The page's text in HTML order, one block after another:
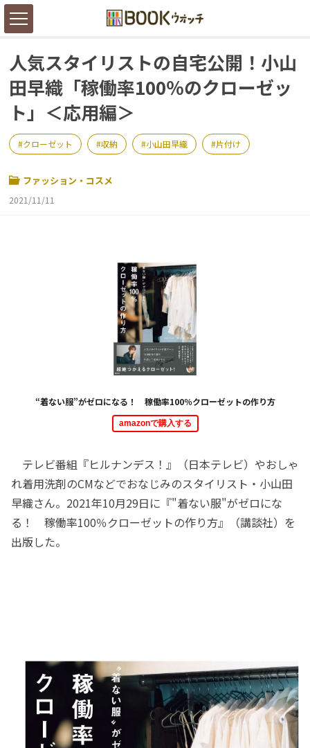
人気スタイリストの自宅公開！小山
田早織「稼働率100％のクローゼッ
ト」＜応用編＞
クローゼット 収納 小山田早織 片付け
ファッション・コスメ
2021/11/11
“着ない服”がゼロになる！ 稼働率100％クローゼットの作り方
amazonで購入する
テレビ番組『ヒルナンデス！』（日本テレビ）やおしゃ
れ着用洗剤のCMなどでおなじみのスタイリスト・小山田
早織さん。2021年10月29日に『"着ない服"がゼロにな
る！ 稼働率100％クローゼットの作り方』（講談社）を
出版した。